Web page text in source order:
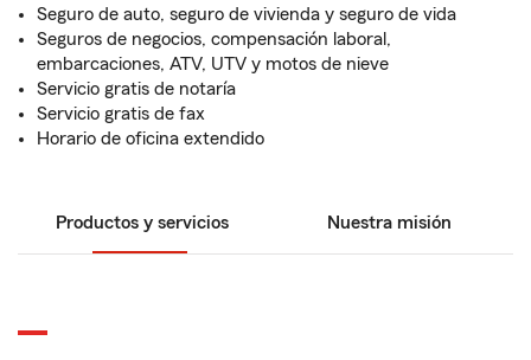
Seguro de auto, seguro de vivienda y seguro de vida
Seguros de negocios, compensación laboral,
embarcaciones, ATV, UTV y motos de nieve
Servicio gratis de notaría
Servicio gratis de fax
Horario de oficina extendido
Productos y servicios Nuestra misión